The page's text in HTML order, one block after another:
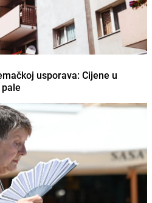
usporava: Cijene u